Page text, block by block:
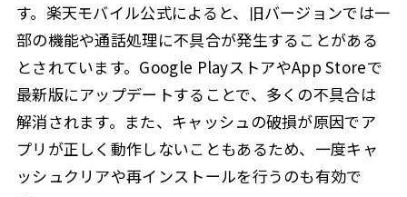
す。楽天モバイル公式によると、旧バージョンでは一
部の機能や通話処理に不具合が発生することがある
とされています。Google PlayストアやApp Storeで
最新版にアップデートすることで、多くの不具合は
解消されます。また、キャッシュの破損が原因でア
プリが正しく動作しないこともあるため、一度キャ
ッシュクリアや再インストールを行うのも有効で